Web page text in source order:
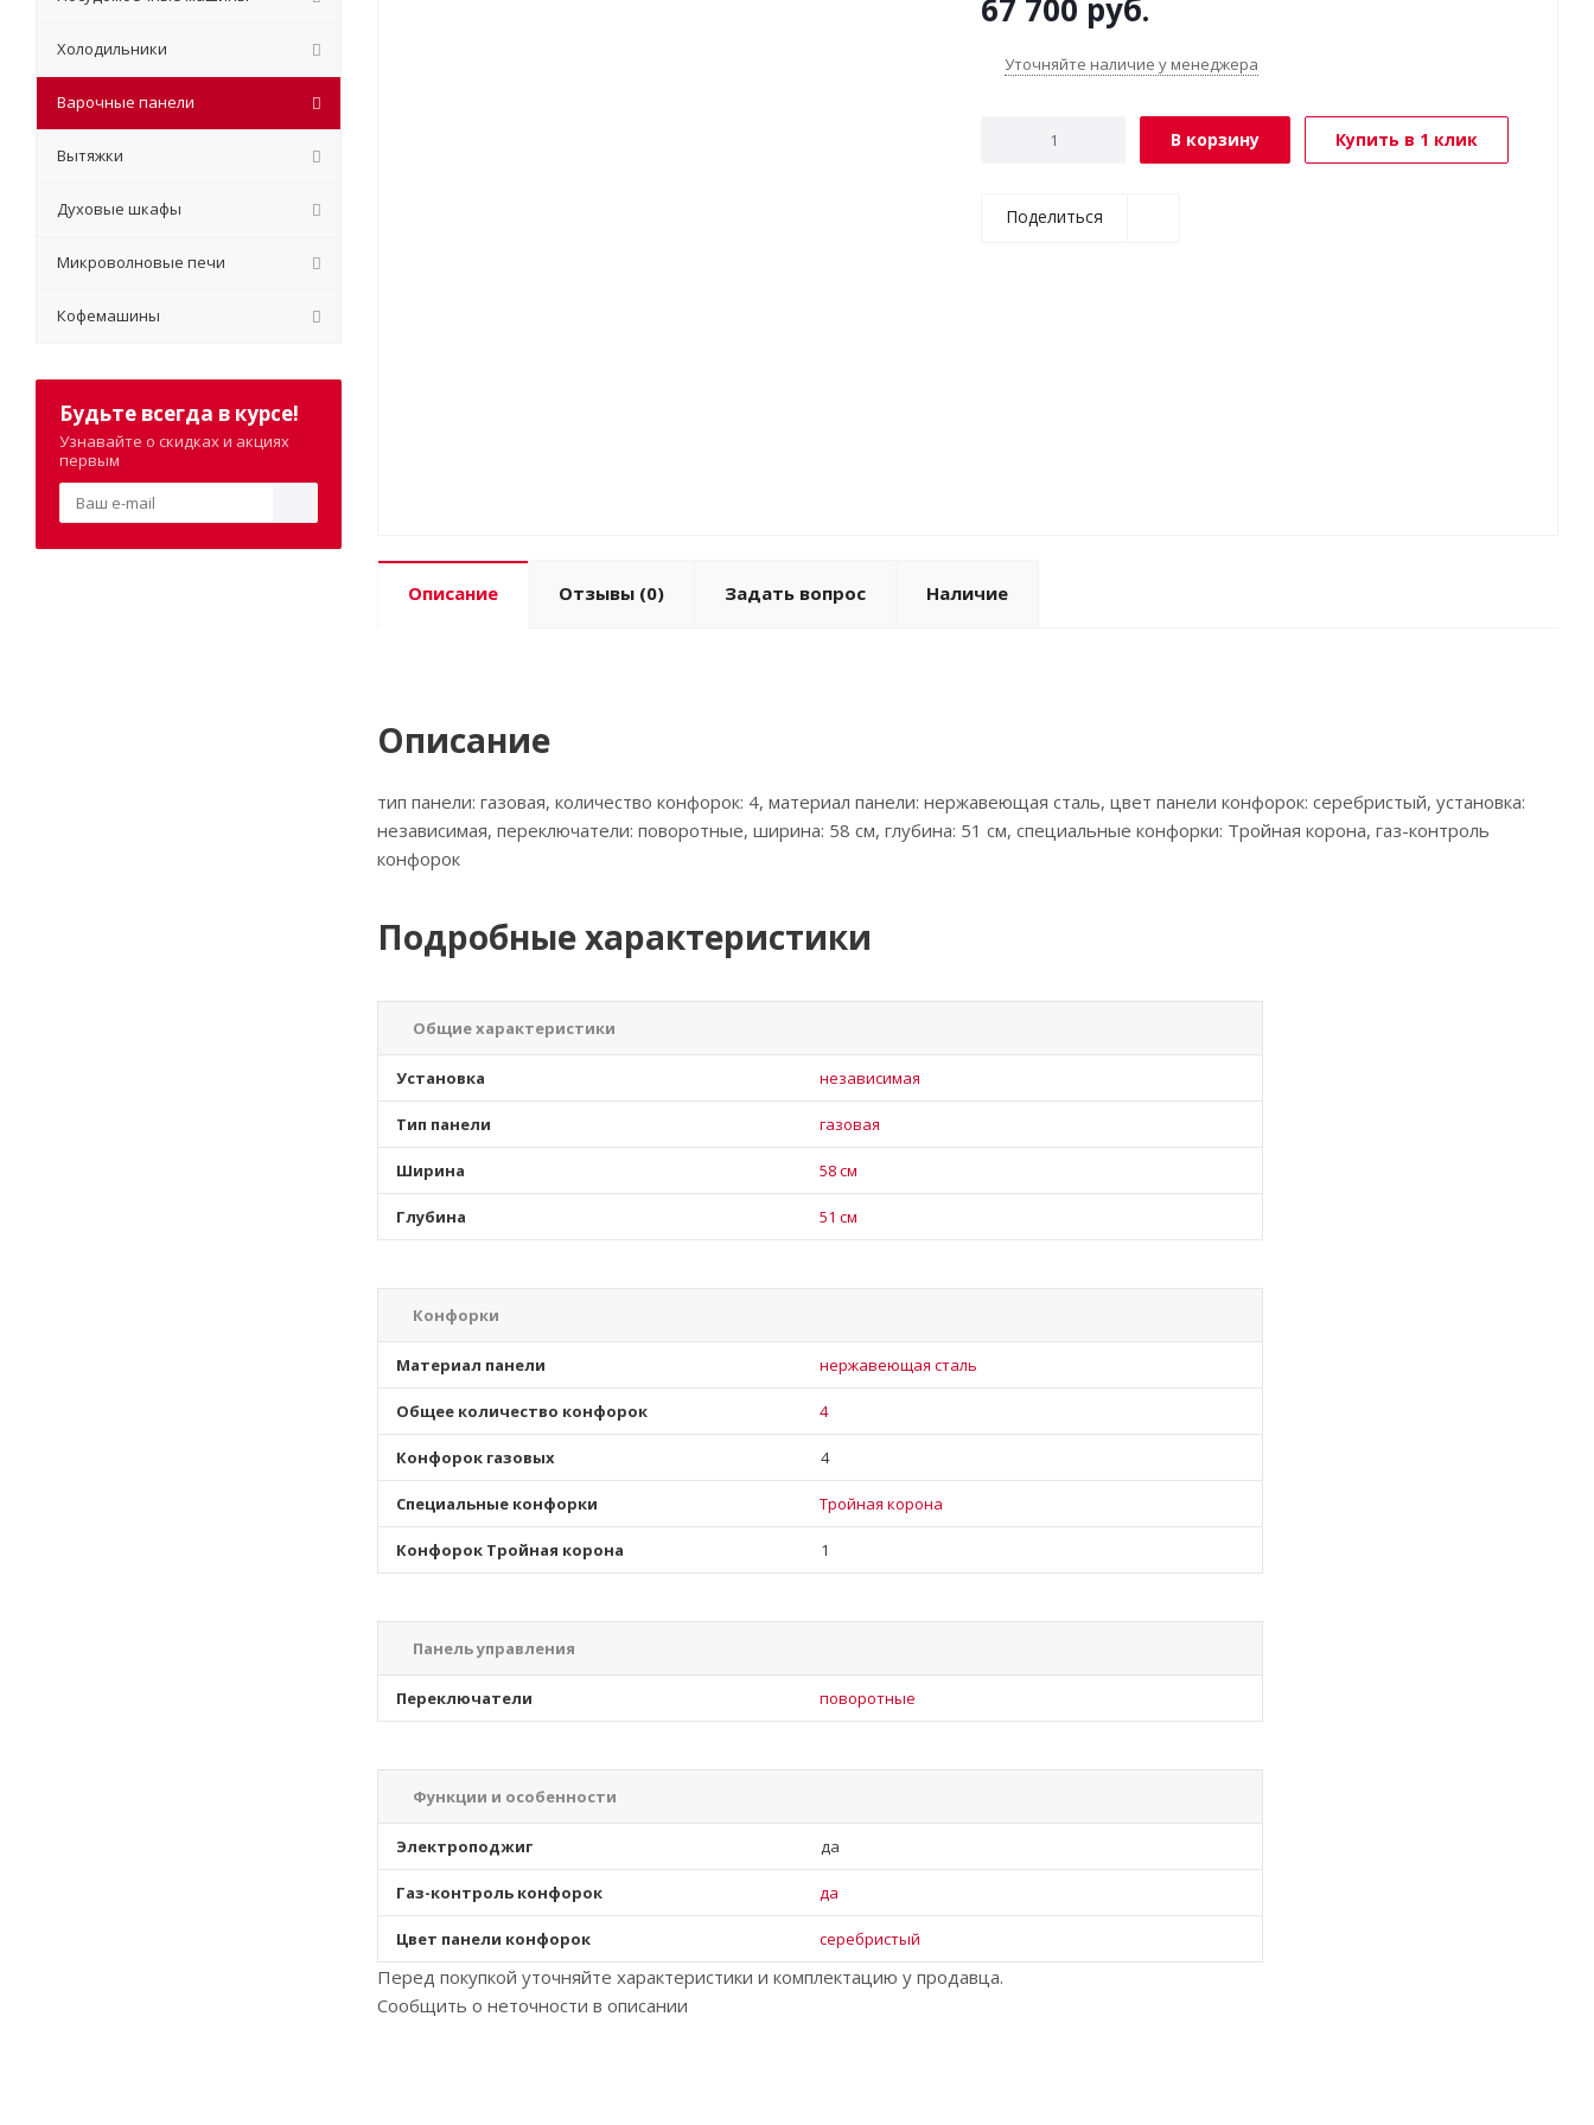
67 700 руб.
Уточняйте наличие у менеджера
В корзину Купить в 1 клик
Поделиться
Описание Отзывы (0) Задать вопрос Наличие
Описание
тип панели: газовая, количество конфорок: 4, материал панели: нержавеющая сталь, цвет панели конфорок: серебристый, установка:
независимая, переключатели: поворотные, ширина: 58 см, глубина: 51 см, специальные конфорки: Тройная корона, газ-контроль
конфорок
Подробные характеристики
Общие характеристики
Установка независимая
Тип панели газовая
Ширина 58 см
Глубина 51 см
Конфорки
Материал панели нержавеющая сталь
Общее количество конфорок 4
Конфорок газовых 4
Специальные конфорки Тройная корона
Конфорок Тройная корона 1
Панель управления
Переключатели поворотные
Функции и особенности
Электроподжиг да
Газ-контроль конфорок да
Цвет панели конфорок серебристый
Перед покупкой уточняйте характеристики и комплектацию у продавца.
Сообщить о неточности в описании
Холодильники
Варочные панели
Вытяжки
Духовые шкафы
Микроволновые печи
Кофемашины
Будьте всегда в курсе!
Узнавайте о скидках и акциях
первым